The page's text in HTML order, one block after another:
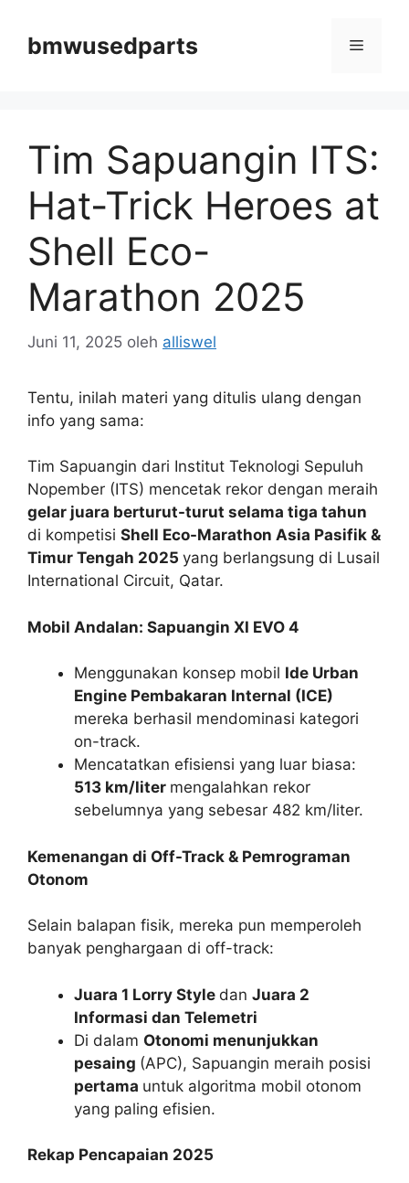
bmwusedparts Menu
Tim Sapuangin ITS:
Hat-Trick Heroes at
Shell Eco-
Marathon 2025
Juni 11, 2025 oleh alliswel
Tentu, inilah materi yang ditulis ulang dengan
info yang sama:
Tim Sapuangin dari Institut Teknologi Sepuluh
Nopember (ITS) mencetak rekor dengan meraih
gelar juara berturut-turut selama tiga tahun
di kompetisi Shell Eco-Marathon Asia Pasifik &
Timur Tengah 2025 yang berlangsung di Lusail
International Circuit, Qatar.
Mobil Andalan: Sapuangin XI EVO 4
Menggunakan konsep mobil Ide Urban
Engine Pembakaran Internal (ICE)
mereka berhasil mendominasi kategori
on-track.
Mencatatkan efisiensi yang luar biasa:
513 km/liter mengalahkan rekor
sebelumnya yang sebesar 482 km/liter.
Kemenangan di Off-Track & Pemrograman
Otonom
Selain balapan fisik, mereka pun memperoleh
banyak penghargaan di off-track:
Juara 1 Lorry Style dan Juara 2
Informasi dan Telemetri
Di dalam Otonomi menunjukkan
pesaing (APC), Sapuangin meraih posisi
pertama untuk algoritma mobil otonom
yang paling efisien.
Rekap Pencapaian 2025